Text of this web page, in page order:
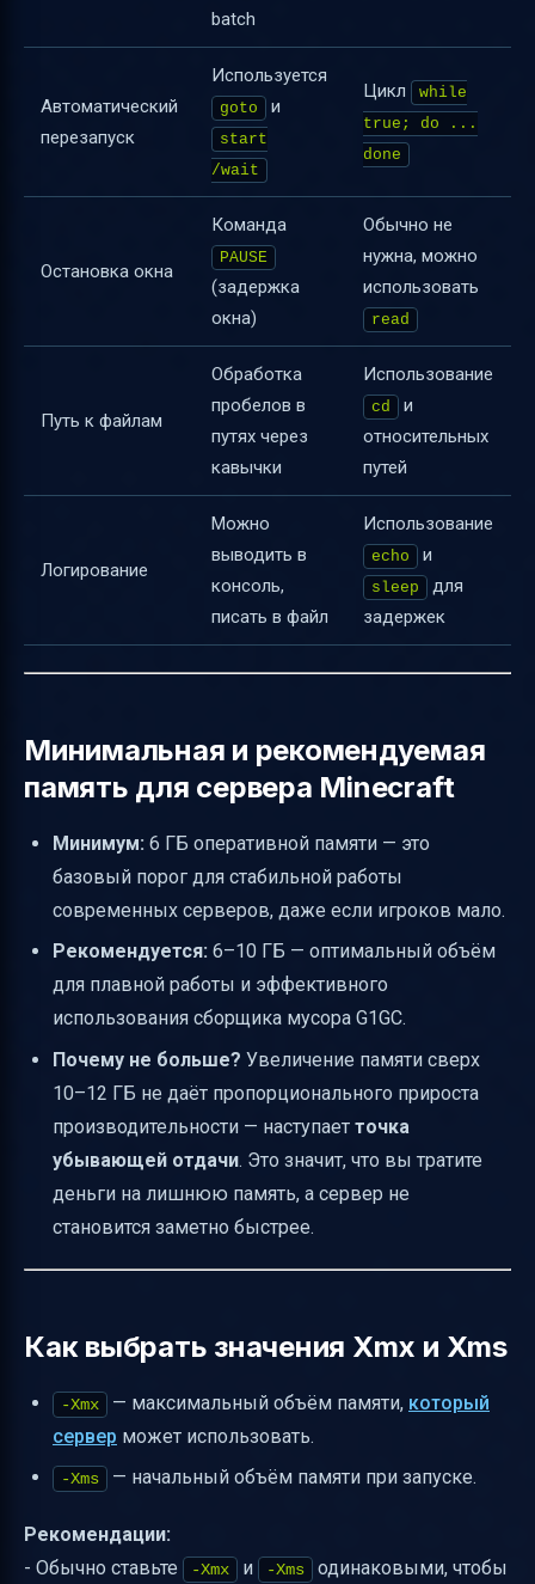
batch
Автоматический
перезапуск
Используется
goto и
start
/wait
Цикл
while
true; do ...
done
Остановка окна
Команда
PAUSE
(задержка
окна)
Обычно не
нужна, можно
использовать
read
Путь к файлам
Обработка
пробелов в
путях через
кавычки
Использование
cd
и
относительных
путей
Логирование
Можно
выводить в
консоль,
писать в файл
Использование
echo и
sleep
для
задержек
Минимальная и рекомендуемая
память для сервера Minecraft
Минимум: 6 ГБ оперативной памяти — это
базовый порог для стабильной работы
современных серверов, даже если игроков мало.
Рекомендуется: 6–10 ГБ — оптимальный объём
для плавной работы и эффективного
использования сборщика мусора G1GC.
Почему не больше? Увеличение памяти сверх
10–12 ГБ не даёт пропорционального прироста
производительности — наступает точка
убывающей отдачи. Это значит, что вы тратите
деньги на лишнюю память, а сервер не
становится заметно быстрее.
Как выбрать значения Xmx и Xms
-Xmx — максимальный объём памяти, который
сервер может использовать.
-Xms — начальный объём памяти при запуске.
Рекомендации:
- Обычно ставьте
-Xmx и -Xms одинаковыми, чтобы